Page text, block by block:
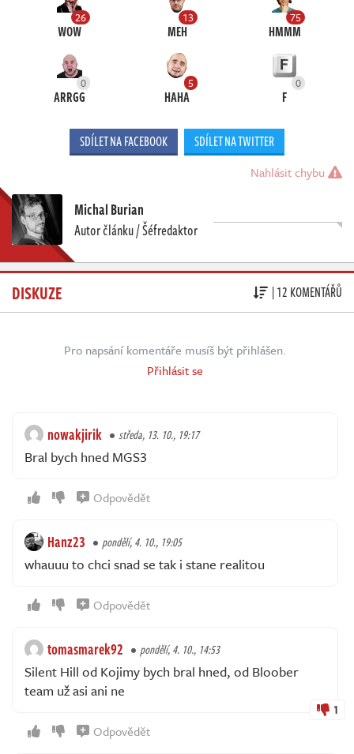
26
WOW
13
MEH
75
HMMM
0
ARRGG
5
HAHA
0
F
SDÍLET NA FACEBOOK SDÍLET NA TWITTER
Nahlásit chybu
Michal Burian
Autor článku / Šéfredaktor
DISKUZE | 12 KOMENTÁŘŮ
Pro napsání komentáře musíš být přihlášen.
Přihlásit se
nowakjirik středa, 13. 10., 19:17
Bral bych hned MGS3
Odpovědět
Hanz23 pondělí, 4. 10., 19:05
whauuu to chci snad se tak i stane realitou
Odpovědět
tomasmarek92 pondělí, 4. 10., 14:53
Silent Hill od Kojimy bych bral hned, od Bloober
team už asi ani ne
1
Odpovědět